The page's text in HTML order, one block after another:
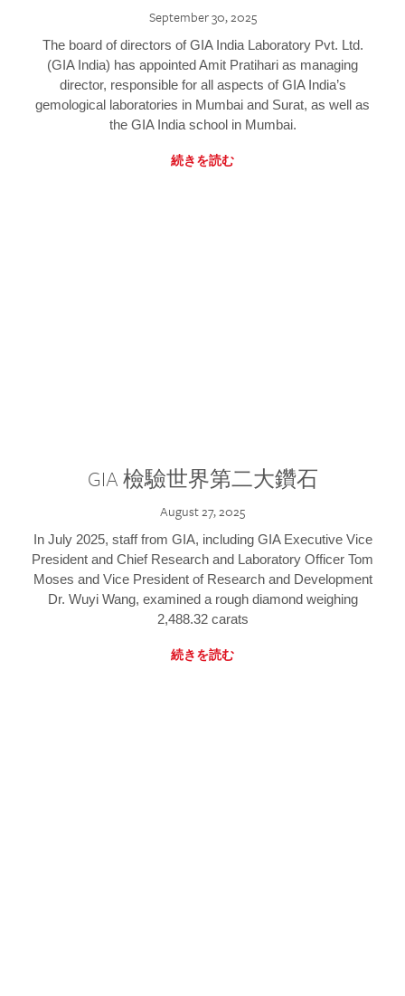
September 30, 2025
The board of directors of GIA India Laboratory Pvt. Ltd.
(GIA India) has appointed Amit Pratihari as managing
director, responsible for all aspects of GIA India’s
gemological laboratories in Mumbai and Surat, as well as
the GIA India school in Mumbai.
続きを読む
GIA 檢驗世界第二大鑽石
August 27, 2025
In July 2025, staff from GIA, including GIA Executive Vice
President and Chief Research and Laboratory Officer Tom
Moses and Vice President of Research and Development
Dr. Wuyi Wang, examined a rough diamond weighing
2,488.32 carats
続きを読む